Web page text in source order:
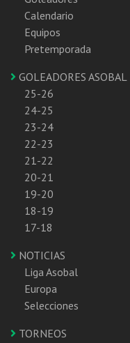
Calendario
Equipos
Pretemporada
GOLEADORES ASOBAL
25-26
24-25
23-24
22-23
21-22
20-21
19-20
18-19
17-18
NOTICIAS
Liga Asobal
Europa
Selecciones
TORNEOS